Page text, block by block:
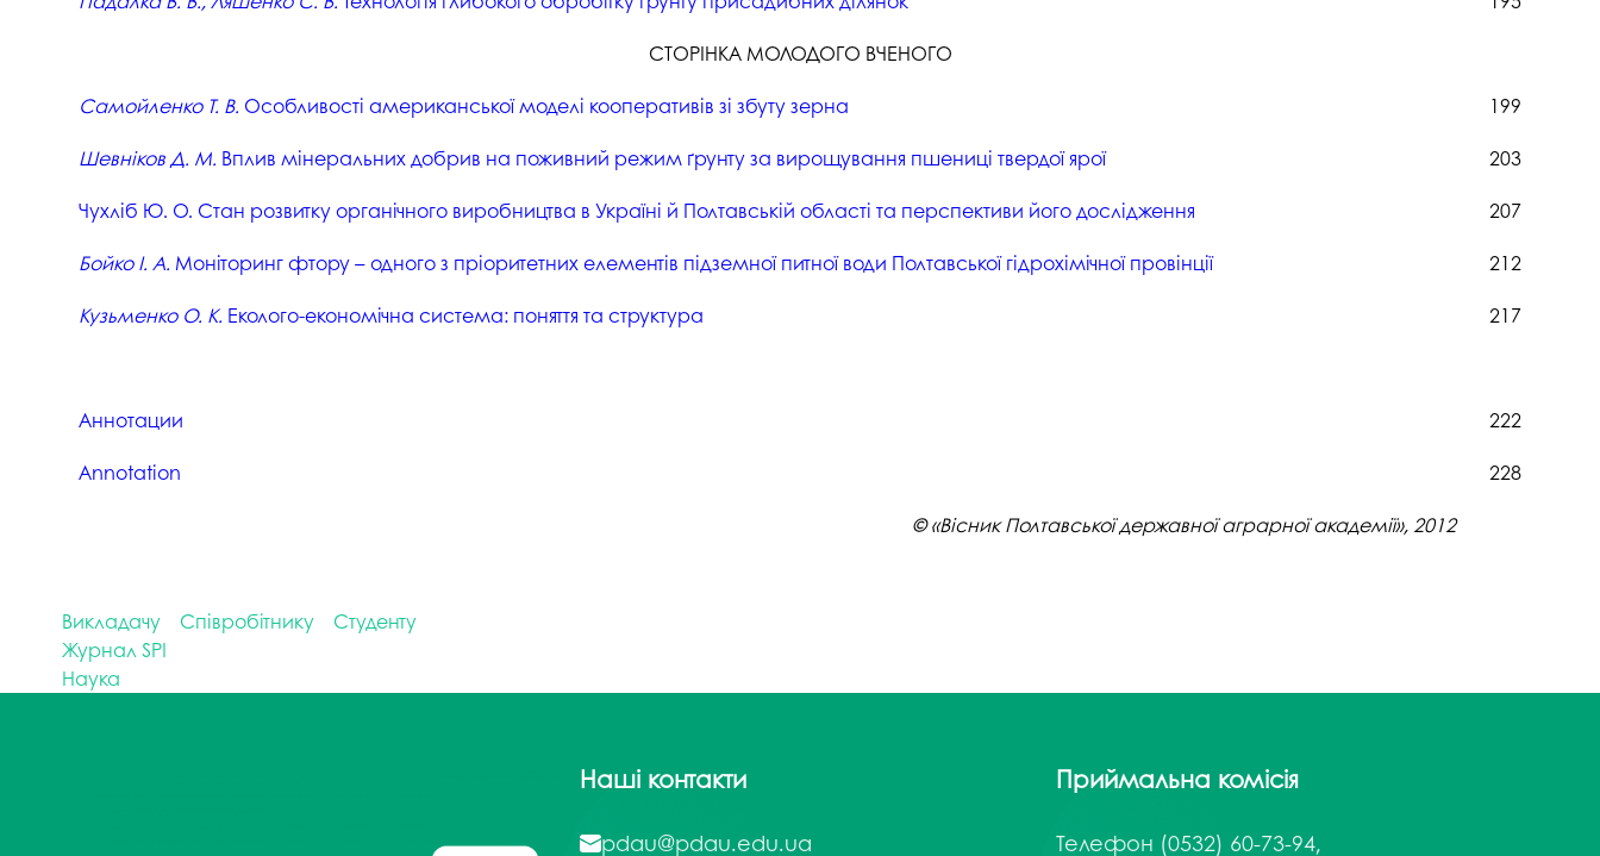
СТОРІНКА МОЛОДОГО ВЧЕНОГО
Самойленко Т. В. Особливості американської моделі кооперативів зі збуту зерна
199
Шевніков Д. М. Вплив мінеральних добрив на поживний режим ґрунту за вирощування пшениці твердої ярої
203
Чухліб Ю. О. Стан розвитку органічного виробництва в Україні й Полтавській області та перспективи його дослідження
207
Бойко І. А. Моніторинг фтору – одного з пріоритетних елементів підземної питної води Полтавської гідрохімічної провінції
212
Кузьменко О. К. Еколого-економічна система: поняття та структура 217
Аннотации
222
Аnnotation
228
© «Вісник Полтавської державної аграрної академії», 2012
Викладачу Співробітнику
Студенту
Журнал SPI
Наука
Наші контакти
pdau@pdau.edu.ua
Приймальна комісія
Телефон (0532) 60-73-94,